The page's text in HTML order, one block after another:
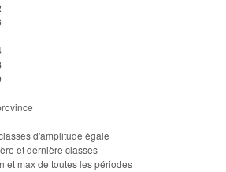
d'amplitude égale​
et dernière classes
et max de toutes les périodes